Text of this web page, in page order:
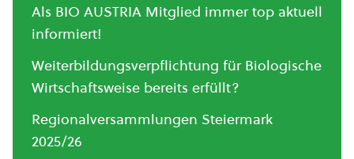
Als BIO AUSTRIA Mitglied immer top aktuell
informiert!
Weiterbildungsverpflichtung für Biologische
Wirtschaftsweise bereits erfüllt?
Regionalversammlungen Steiermark
2025/26